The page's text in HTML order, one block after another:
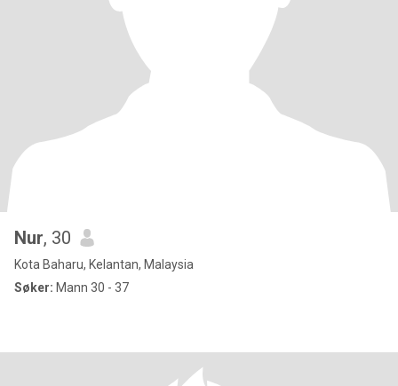
Nur, 30
Kota Baharu, Kelantan, Malaysia
Søker: Mann 30 - 37